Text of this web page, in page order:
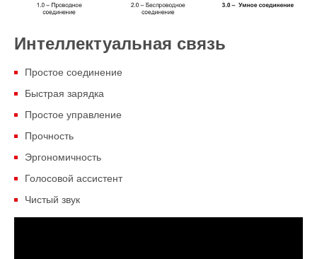
Интеллектуальная связь
Простое соединение
Быстрая зарядка
Простое управление
Прочность
Эргономичность
Голосовой ассистент
Чистый звук